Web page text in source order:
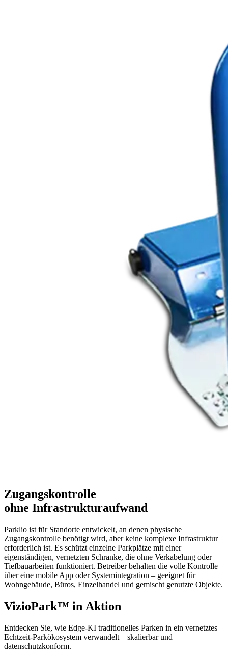
Zugangskontrolle
ohne Infrastrukturaufwand
Parklio ist für Standorte entwickelt, an denen physische
Zugangskontrolle benötigt wird, aber keine komplexe Infrastruktur
erforderlich ist. Es schützt einzelne Parkplätze mit einer
eigenständigen, vernetzten Schranke, die ohne Verkabelung oder
Tiefbauarbeiten funktioniert. Betreiber behalten die volle Kontrolle
über eine mobile App oder Systemintegration – geeignet für
Wohngebäude, Büros, Einzelhandel und gemischt genutzte Objekte.
VizioPark™ in Aktion
Entdecken Sie, wie Edge-KI traditionelles Parken in ein vernetztes
Echtzeit-Parkökosystem verwandelt – skalierbar und
datenschutzkonform.